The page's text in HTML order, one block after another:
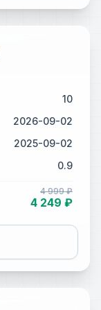
10
2026-09-02
2025-09-02
0.9
4 999 ₽
4 249 ₽